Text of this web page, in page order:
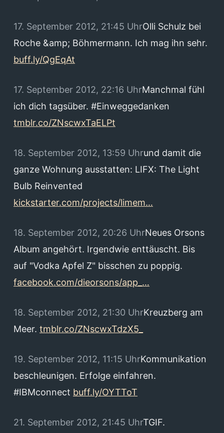
17. September 2012, 21:45 UhrOlli Schulz bei
Roche &amp; Böhmermann. Ich mag ihn sehr.
buff.ly/QgEqAt
17. September 2012, 22:16 UhrManchmal fühl
ich dich tagsüber. #Einweggedanken
tmblr.co/ZNscwxTaELPt
18. September 2012, 13:59 Uhrund damit die
ganze Wohnung ausstatten: LIFX: The Light
Bulb Reinvented
kickstarter.com/projects/limem…
18. September 2012, 20:26 UhrNeues Orsons
Album angehört. Irgendwie enttäuscht. Bis
auf "Vodka Apfel Z" bisschen zu poppig.
facebook.com/dieorsons/app_…
18. September 2012, 21:30 UhrKreuzberg am
Meer. tmblr.co/ZNscwxTdzX5_
19. September 2012, 11:15 UhrKommunikation
beschleunigen. Erfolge einfahren.
#IBMconnect buff.ly/OYTToT
21. September 2012, 21:45 UhrTGIF.